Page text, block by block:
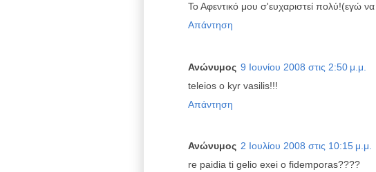
Το Αφεντικό μου σ'ευχαριστεί πολύ!(εγώ να
Απάντηση
Ανώνυμος 9 Ιουνίου 2008 στις 2:50 μ.μ.
teleios o kyr vasilis!!!
Απάντηση
Ανώνυμος 2 Ιουλίου 2008 στις 10:15 μ.μ.
re paidia ti gelio exei o fidemporas????